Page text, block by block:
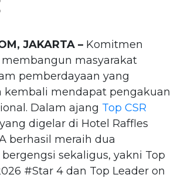
JAKARTA – Komitmen
masyarakat
pemberdayaan yang
kembali mendapat pengakuan
Dalam ajang Top CSR
digelar di Hotel Raffles
berhasil meraih dua
sekaligus, yakni Top
#Star 4 dan Top Leader on